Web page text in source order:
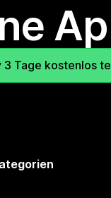
3 Tage kostenlos